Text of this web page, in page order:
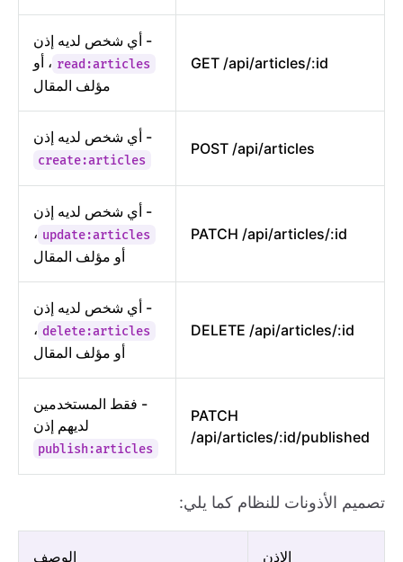
GET /api/articles/:id
- أي شخص لديه إذن
read:articles ، أو
مؤلف المقال
POST /api/articles
- أي شخص لديه إذن
create:articles
PATCH /api/articles/:id
- أي شخص لديه إذن
update:articles ،
أو مؤلف المقال
DELETE /api/articles/:id
- أي شخص لديه إذن
delete:articles ،
أو مؤلف المقال
PATCH
/api/articles/:id/published
- فقط المستخدمين
لديهم إذن
publish:articles
تصميم الأذونات للنظام كما يلي:
الإذن الوصف